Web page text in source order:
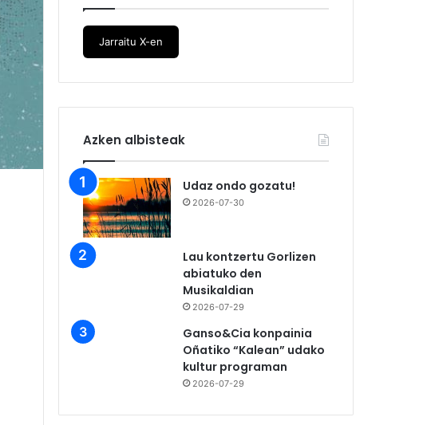
Jarraitu X-en
Azken albisteak
Udaz ondo gozatu!
2026-07-30
Lau kontzertu Gorlizen
abiatuko den
Musikaldian
2026-07-29
Ganso&Cia konpainia
Oñatiko “Kalean” udako
kultur programan
2026-07-29